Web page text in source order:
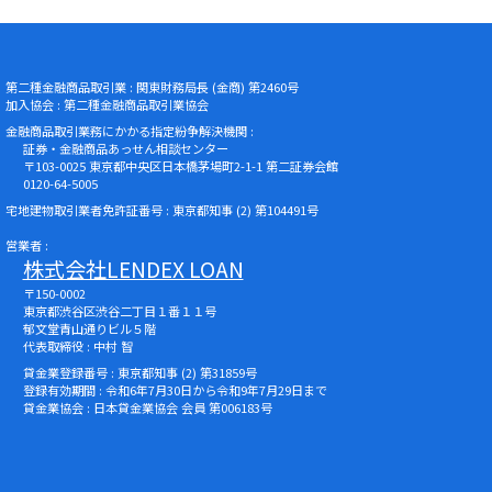
第二種金融商品取引業 : 関東財務局長 (金商) 第2460号
加入協会 : 第二種金融商品取引業協会
金融商品取引業務にかかる指定紛争解決機関 :
証券・金融商品あっせん相談センター
〒103-0025 東京都中央区日本橋茅場町2-1-1 第二証券会館
0120-64-5005
宅地建物取引業者免許証番号 : 東京都知事 (2) 第104491号
営業者 :
株式会社LENDEX LOAN
〒150-0002
東京都渋谷区渋谷二丁目１番１１号
郁文堂青山通りビル５階
代表取締役 : 中村 智
貸金業登録番号 : 東京都知事 (2) 第31859号
登録有効期間 : 令和6年7月30日から令和9年7月29日まで
貸金業協会 : 日本貸金業協会 会員 第006183号